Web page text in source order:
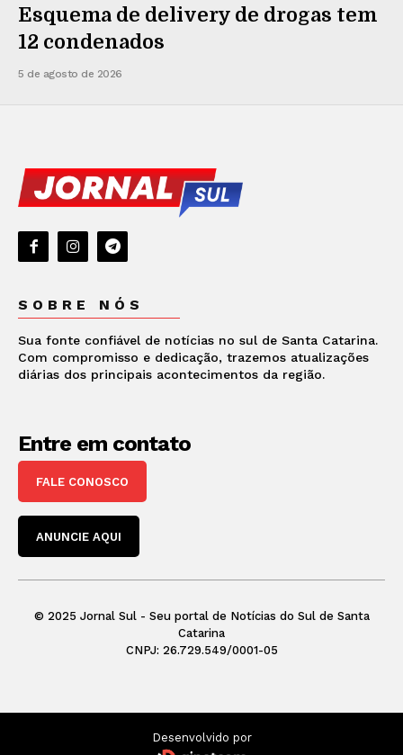
Esquema de delivery de drogas tem
12 condenados
5 de agosto de 2026
SOBRE NÓS
Sua fonte confiável de notícias no sul de Santa Catarina.
Com compromisso e dedicação, trazemos atualizações
diárias dos principais acontecimentos da região.
Entre em contato
FALE CONOSCO
ANUNCIE AQUI
© 2025 Jornal Sul - Seu portal de Notícias do Sul de Santa
Catarina
CNPJ: 26.729.549/0001-05
Desenvolvido por